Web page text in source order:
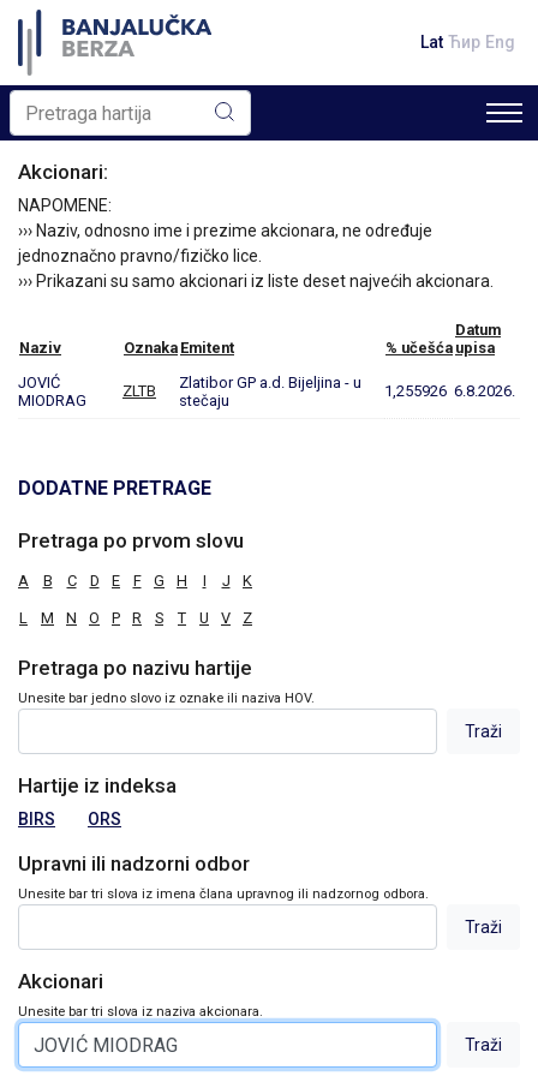
Lat Ћир Eng
Akcionari:
NAPOMENE:
››› Naziv, odnosno ime i prezime akcionara, ne određuje
jednoznačno pravno/fizičko lice.
››› Prikazani su samo akcionari iz liste deset najvećih akcionara.
Naziv Oznaka Emitent % učešća
Datum
upisa
JOVIĆ
MIODRAG
ZLTB
Zlatibor GP a.d. Bijeljina - u
stečaju
1,255926 6.8.2026.
DODATNE PRETRAGE
Pretraga po prvom slovu
A B C D E F G H I J K
L M N O P R S T U V Z
Pretraga po nazivu hartije
Unesite bar jedno slovo iz oznake ili naziva HOV.
Hartije iz indeksa
BIRS ORS
Upravni ili nadzorni odbor
Unesite bar tri slova iz imena člana upravnog ili nadzornog odbora.
Akcionari
Unesite bar tri slova iz naziva akcionara.